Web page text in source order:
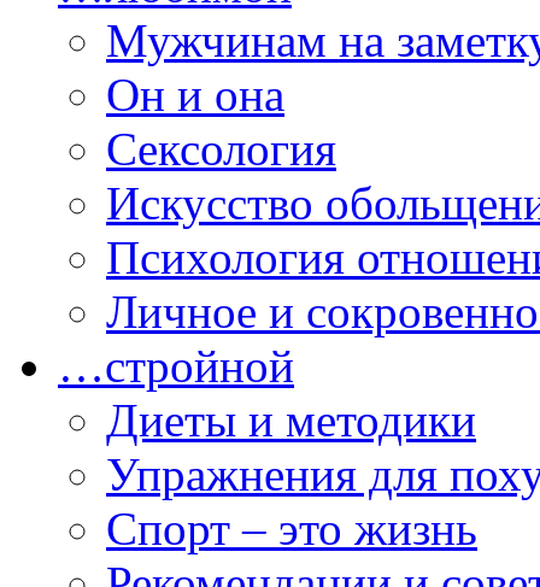
Мужчинам на
Он и она
Сексология
Искусство
Психология
Личное и
…стройной
Диеты и методики
Упражнения для
Спорт – это жизнь